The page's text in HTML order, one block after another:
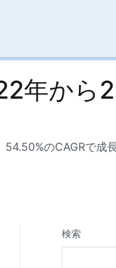
年から
のCAGRで成
検索